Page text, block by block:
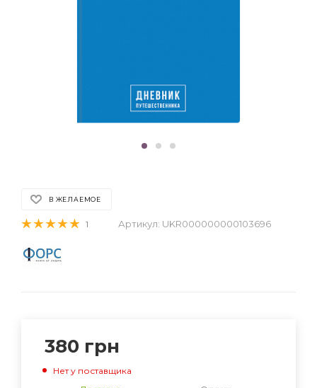
В ЖЕЛАЕМОЕ
1 Артикул: UKR000000000103696
380 грн
Нет у поставщика